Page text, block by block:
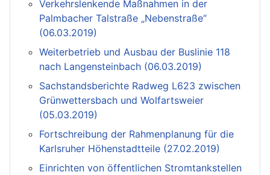
Verkehrslenkende Maßnahmen in der
Palmbacher Talstraße „Nebenstraße“
(06.03.2019)
Weiterbetrieb und Ausbau der Buslinie 118
nach Langensteinbach (06.03.2019)
Sachstandsberichte Radweg L623 zwischen
Grünwettersbach und Wolfartsweier
(05.03.2019)
Fortschreibung der Rahmenplanung für die
Karlsruher Höhenstadtteile (27.02.2019)
Einrichten von öffentlichen Stromtankstellen